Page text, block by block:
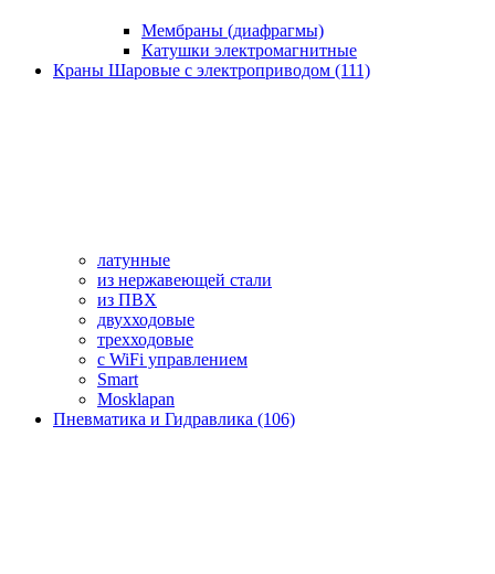
Мембраны (диафрагмы)
Катушки электромагнитные
Краны Шаровые с электроприводом (111)
латунные
из нержавеющей стали
из ПВХ
двухходовые
трехходовые
с WiFi управлением
Smart
Mosklapan
Пневматика и Гидравлика (106)